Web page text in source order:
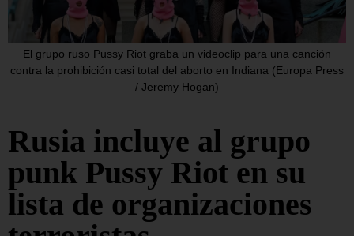
El grupo ruso Pussy Riot graba un videoclip para una canción
contra la prohibición casi total del aborto en Indiana (Europa Press
/ Jeremy Hogan)
Rusia incluye al grupo
punk Pussy Riot en su
lista de organizaciones